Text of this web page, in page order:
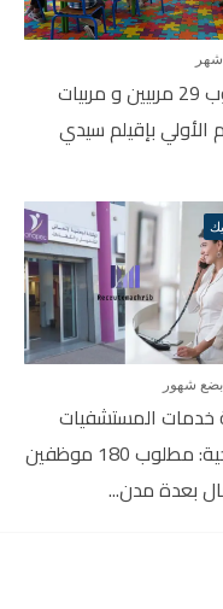
مطلوب 29 مربيين و مربيات
الأولي بإقيلم سيدي
شهور
المستشفيات
الخارجية: مطلوب 180 موظفين
بعدة مدن...